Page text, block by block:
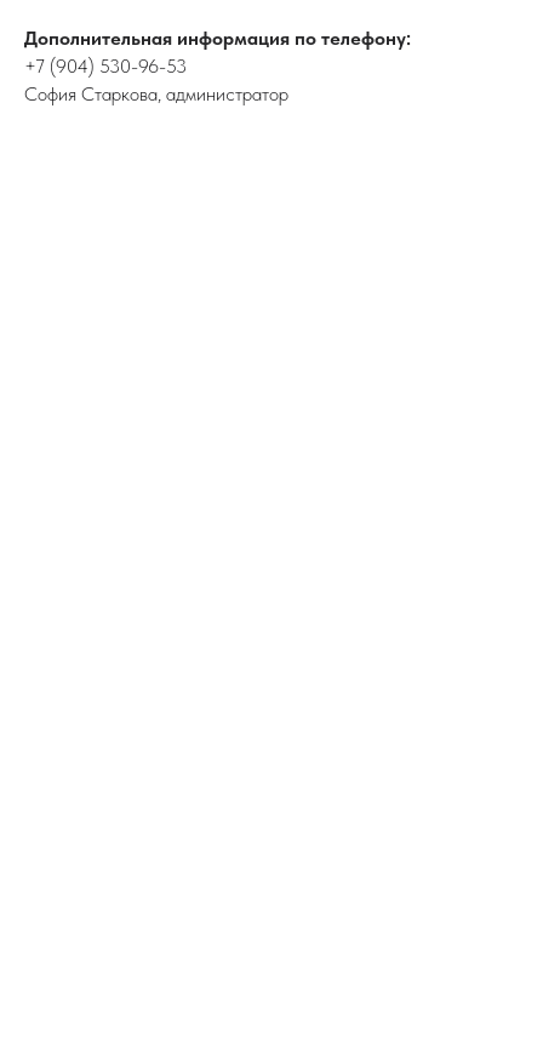
Дополнительная информация по телефону:
+7 (904) 530-96-53
София Старкова, администратор